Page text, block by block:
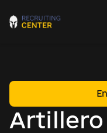
Artillero